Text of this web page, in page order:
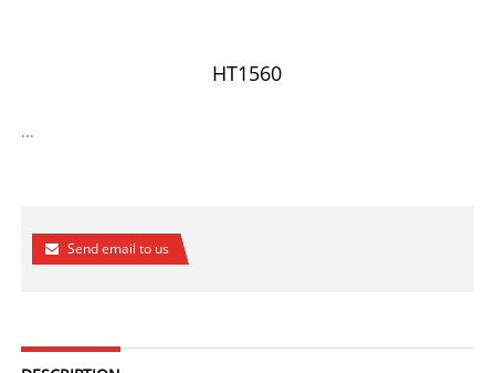
HT1560
...
Send email to us